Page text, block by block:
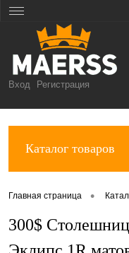
Вход Регистрация
Каталог товаров
Главная страница •
300$